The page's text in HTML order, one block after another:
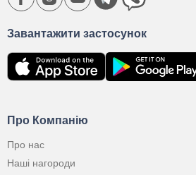
Про Компанію
Про нас
Наші нагороди
Завантажити застосунок